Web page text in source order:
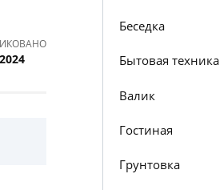
Беседка
Бытовая техника
Валик
Гостиная
Грунтовка